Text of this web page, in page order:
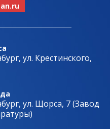
ул. Крестинского,
ул. Щорса, 7 (Завод